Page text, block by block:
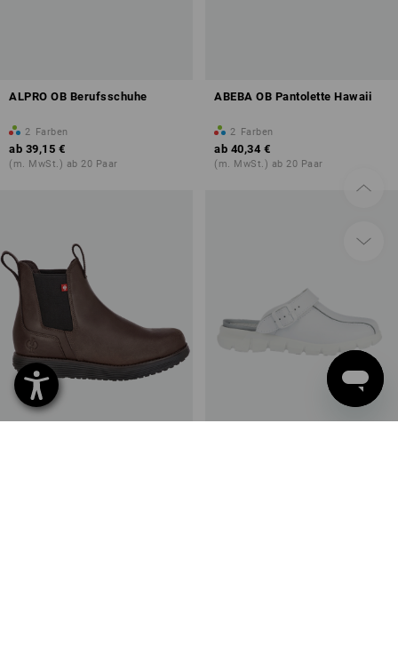
ALPRO OB Berufsschuhe
2 Farben
ab 39,15 €
(m. MwSt.) ab 20 Paar
ABEBA OB Pantolette Hawaii
2 Farben
ab 40,34 €
(m. MwSt.) ab 20 Paar